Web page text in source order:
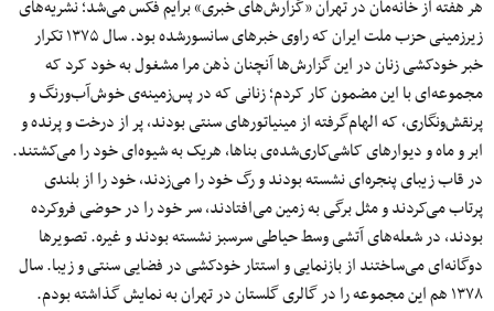
هر هفته از خانه‌مان در تهران «گزارش‌های خبری» برایم فکس می‌شد؛ نشریه‌های
زیرزمینی حزب ملت ایران که راوی خبرهای سانسورشده بود. سال ۱۳۷۵ تکرار
خبر خودکشی زنان در این گزارش‌ها آنچنان ذهن مرا مشغول به خود کرد که
مجموعه‌ای با این مضمون کار کردم؛ زنانی که در پس‌زمینه‌ی خوش‌آب‌ورنگ و
پرنقش‌ونگاری، که الهام‌گرفته از مینیاتورهای سنتی بودند، پر از درخت و پرنده و
ابر و ماه و دیوارهای کاشی‌کاری‌شده‌ی بناها، هریک به شیوه‌ای خود را می‌کشتند.
در قاب زیبای پنجره‌ای نشسته بودند و رگ خود را می‌زدند، خود را از بلندی
پرتاب می‌کردند و مثل برگی به زمین می‌افتادند، سر خود را در حوضی فروکرده
بودند، در شعله‌های آتشی وسط حیاطی سرسبز نشسته بودند و غیره. تصویرها
دوگانه‌ای می‌ساختند از بازنمایی و استتار خودکشی در فضایی سنتی و زیبا. سال
۱۳۷۸ هم این مجموعه را در گالری گلستان در تهران به نمایش گذاشته بودم.